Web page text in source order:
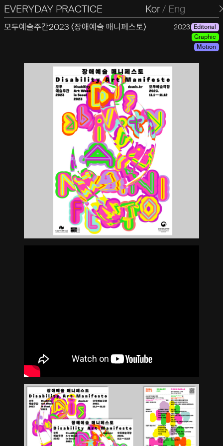
EVERYDAY PRACTICE
일상의실천 Kor/ Eng
모두예술주간2023 〈장애예술 매니페스토〉 2023 Editorial
Graphic
Motion